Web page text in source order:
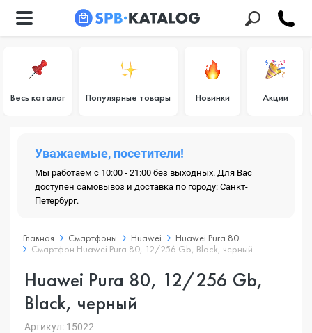
Весь каталог Популярные товары Новинки Акции
Уважаемые, посетители!
Мы работаем с 10:00 - 21:00 без выходных. Для Вас
доступен самовывоз и доставка по городу: Санкт-
Петербург.
Главная Смартфоны Huawei
Huawei Pura 80
Смартфон Huawei Pura 80, 12/256 Gb, Black, черный
Huawei Pura 80, 12/256 Gb,
Black, черный
Артикул: 15022